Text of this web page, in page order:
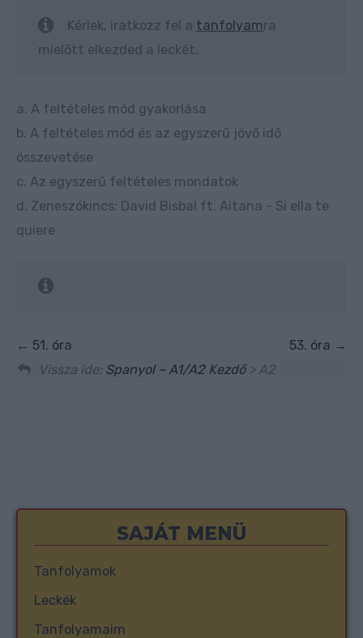
Kérlek, iratkozz fel a tanfolyamra
mielőtt elkezded a leckét.
a. A feltételes mód gyakorlása
b. A feltételes mód és az egyszerű jövő idő
összevetése
c. Az egyszerű feltételes mondatok
d. Zeneszókincs: David Bisbal ft. Aitana - Si ella te
quiere
51. óra
53. óra
Vissza ide: Spanyol – A1/A2 Kezdő> A2
SAJÁT MENÜ
Tanfolyamok
Leckék
Tanfolyamaim